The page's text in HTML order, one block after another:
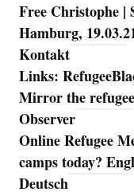
Free Christophe
Hamburg,
Kontakt
Links:
Mirror the
Observer
Online Refugee
camps today?
Deutsch